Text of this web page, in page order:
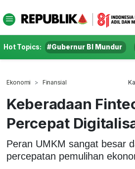
Hot Topics: #Gubernur BI Mundur
Ekonomi Finansial
Keberadaan
Percepat
Peran UMKM sangat besar
percepatan pemulihan